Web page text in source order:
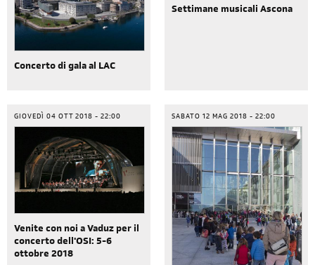
Concerto di gala al LAC
Settimane musicali Ascona
GIOVEDÌ 04 OTT 2018 - 22:00
Venite con noi a Vaduz per il
concerto dell'OSI: 5-6
ottobre 2018
SABATO 12 MAG 2018 - 22:00